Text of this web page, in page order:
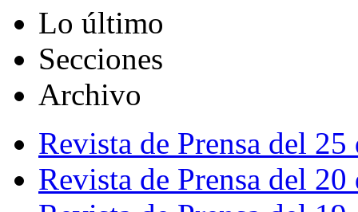
Lo último
Secciones
Archivo
Revista de Prensa del
Revista de Prensa del